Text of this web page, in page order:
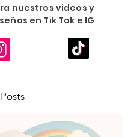
nuestros videos y
en Tik Tok e IG